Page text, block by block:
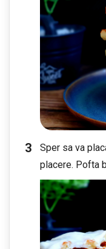
Sper sa va
placere. Pofta